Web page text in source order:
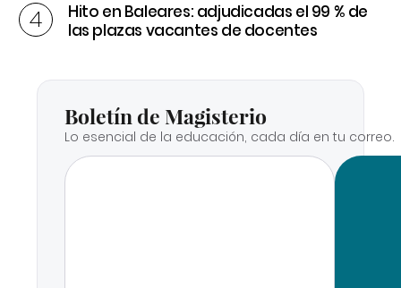
Hito en Baleares: adjudicadas el 99 % de
las plazas vacantes de docentes
Boletín de Magisterio
Lo esencial de la educación, cada día en tu correo.